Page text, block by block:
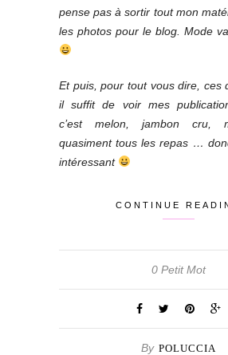
pense pas à sortir tout mon
les photos pour le blog. Mode
Et puis, pour tout vous dire, ces
il suffit de voir mes
c’est melon, jambon cru,
quasiment tous les repas …
intéressant
CONTINUE
0 Petit Mot
By POLUCCIA